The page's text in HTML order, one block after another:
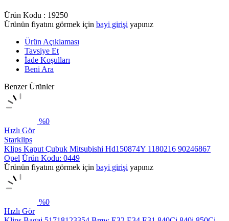
Ürün Kodu : 19250
Ürünün fiyatını görmek için bayi girişi yapınız
Ürün Açıklaması
Tavsiye Et
İade Koşulları
Beni Ara
Benzer Ürünler
%0
Hızlı Gör
Starklips
Klips Kaput Çubuk Mitsubishi Hd150874Y 1180216 90246867
Opel Ürün Kodu: 0449
Ürünün fiyatını görmek için bayi girişi yapınız
%0
Hızlı Gör